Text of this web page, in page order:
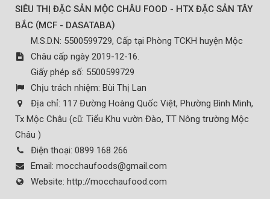
SIÊU THỊ ĐẶC SẢN MỘC CHÂU FOOD - HTX ĐẶC SẢN TÂY
BẮC (MCF - DASATABA)
M.S.D.N: 5500599729, Cấp tại Phòng TCKH huyện Mộc
Châu cấp ngày 2019-12-16.
Giấy phép số: 5500599729
Chịu trách nhiệm: Bùi Thị Lan
Địa chỉ: 117 Đường Hoàng Quốc Việt, Phường Bình Minh,
Tx Mộc Châu (cũ: Tiểu Khu vườn Đào, TT Nông trường Mộc
Châu )
Điện thoại: 0899 168 266
Email: mocchaufoods@gmail.com
Website: http://mocchaufood.com